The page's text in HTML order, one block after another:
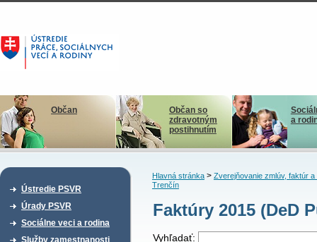
Občan
Občan so
zdravotným
postihnutím
a
Ústredie PSVR
Úrady PSVR
Sociálne veci a rodina
Služby zamestnanosti
Hlavná stránka> Zverejňovanie zmlúv, faktúr a
Trenčín
Faktúry 2015 (DeD
Vyhľadať: